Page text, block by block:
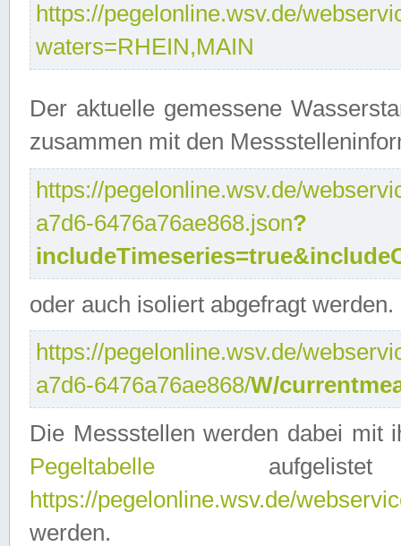
https://pegelonline.wsv.de/
waters=RHEIN,MAIN
Der aktuelle gemessene
zusammen mit den
https://pegelonline.wsv.de/
a7d6-6476a76ae868.json?
oder auch isoliert abgefragt werden.
https://pegelonline.wsv.de/
a7d6-6476a76ae868/W/
Die Messstellen werden dabei mit
Pegeltabelle
https://pegelonline.wsv.de/
werden.